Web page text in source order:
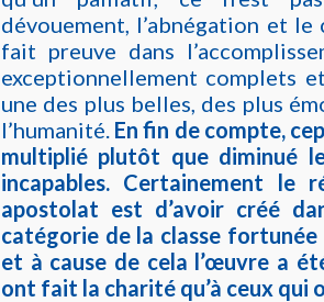
dévouement, l’abnégation et
fait preuve dans
exceptionnellement complets
une des plus belles, des plus
l’humanité. En fin de compte,
multiplié plutôt que diminué
incapables. Certainement
apostolat est d’avoir créé
catégorie de la classe fortunée
et à cause de cela l’œuvre a
ont fait la charité qu’à ceux qui